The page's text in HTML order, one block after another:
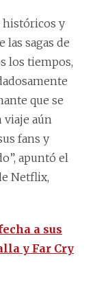
históricos y
sagas de
los tiempos,
que se
viaje aún
fans y
apuntó el
Netflix,
a sus
y Far Cry